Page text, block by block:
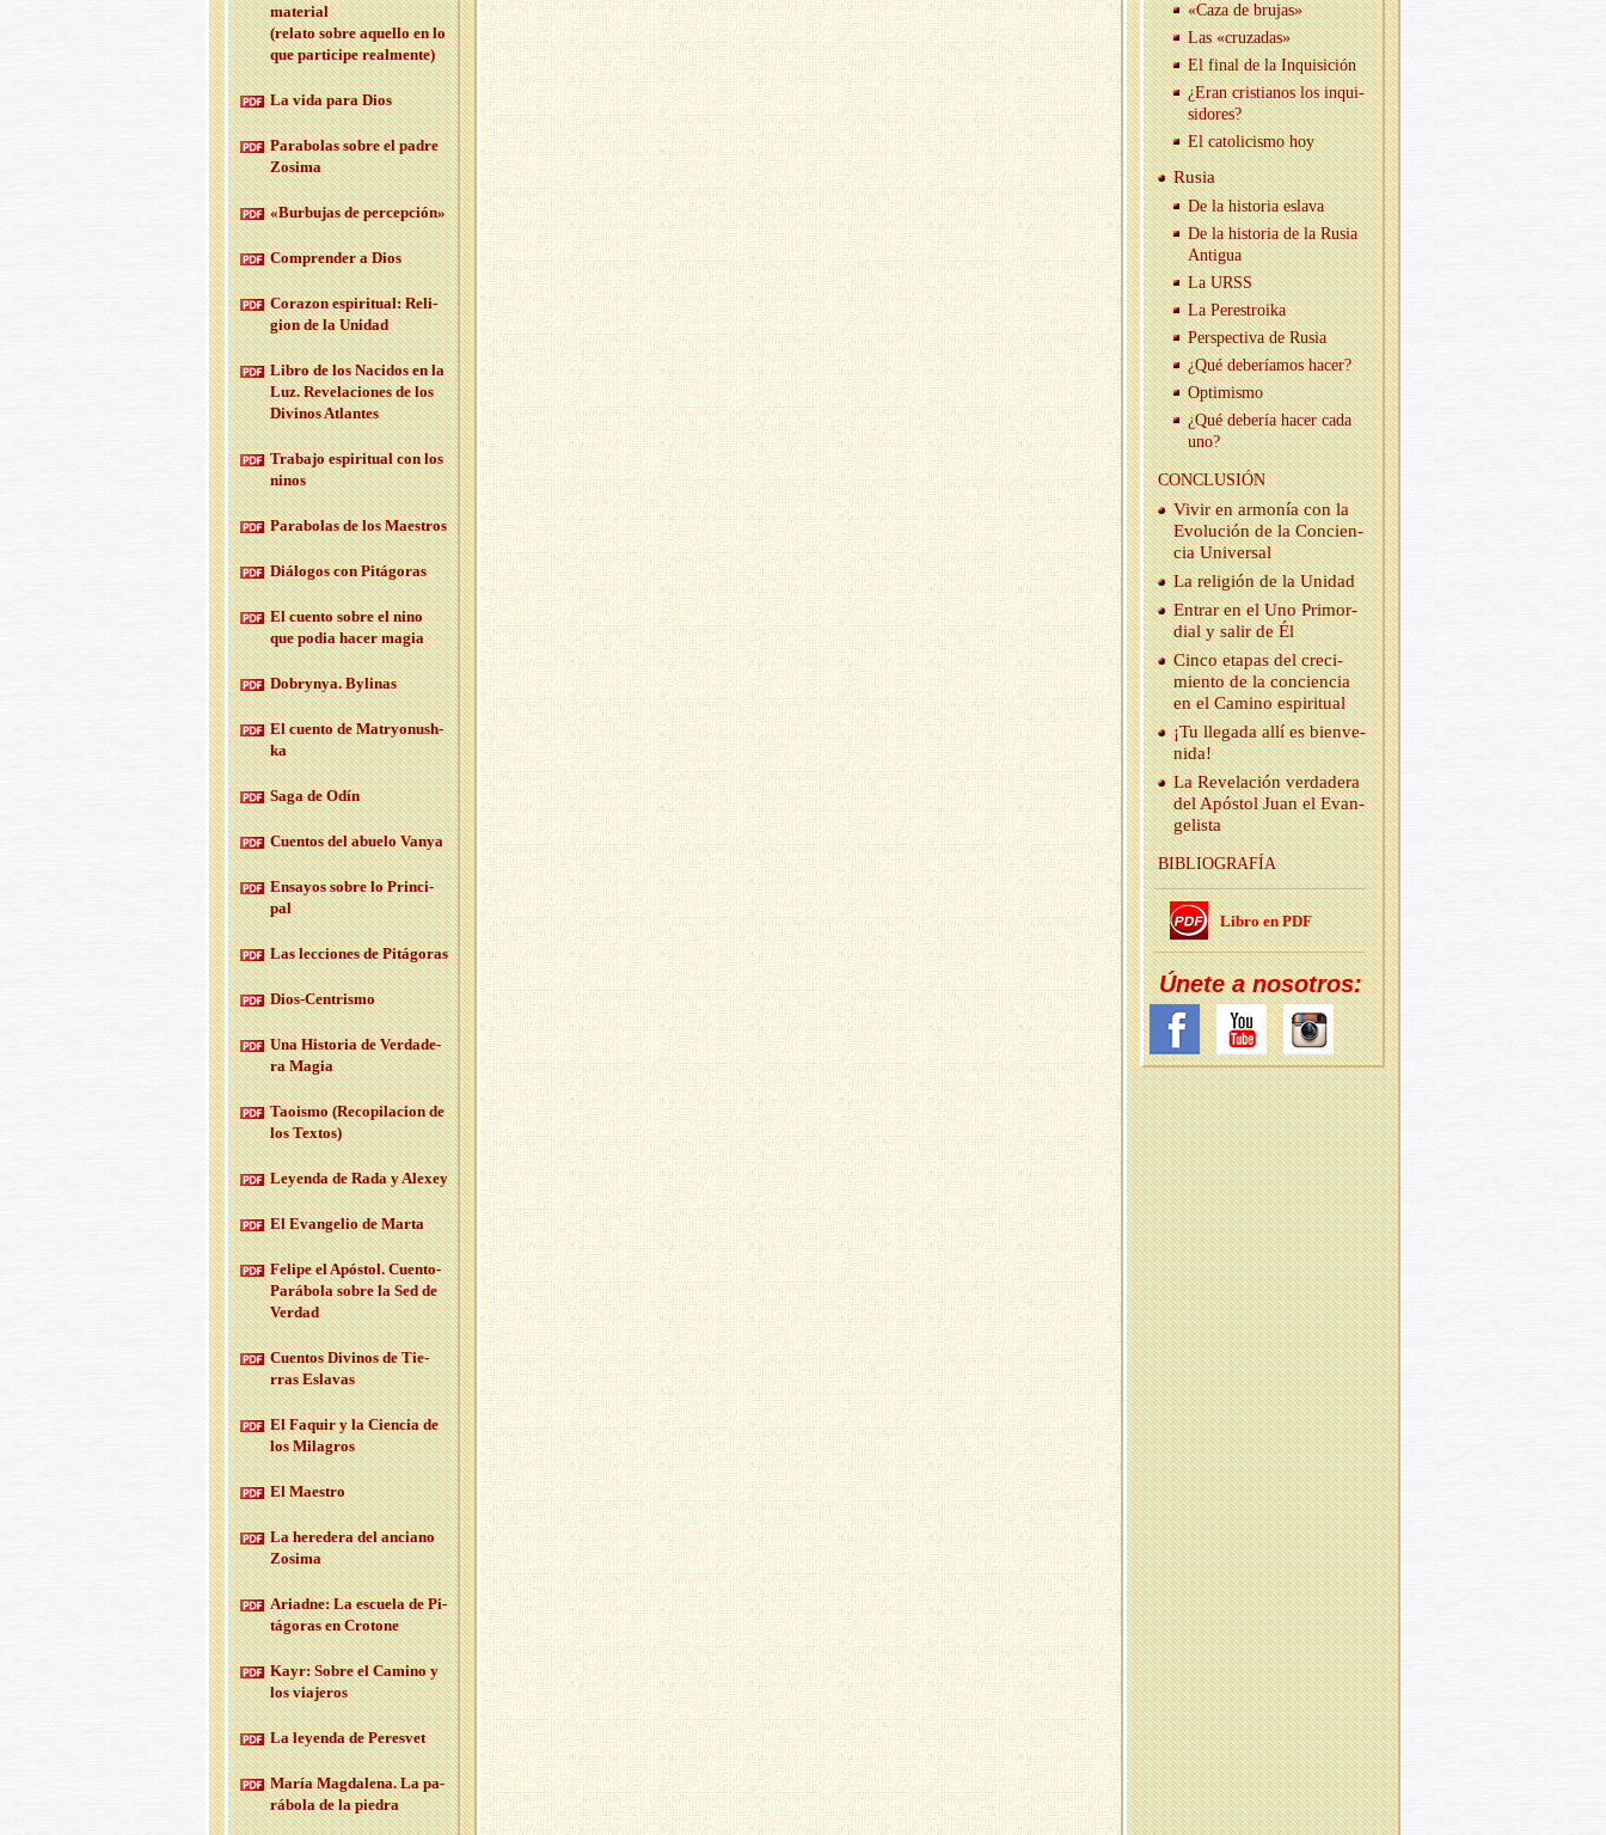
«Caza de bru­jas»
Las «cru­za­das»
El final de la In­qui­si­ción
¿Eran cris­tia­nos los in­qui­
si­do­res?
El ca­to­li­cis­mo hoy
Rusia
De la his­to­ria es­la­va
De la his­to­ria de la Rusia
An­ti­gua
La URSS
La Pe­res­troi­ka
Pers­pec­ti­va de Rusia
¿Qué de­be­ría­mos hacer?
Op­ti­mis­mo
¿Qué de­be­ría hacer cada
uno?
CON­CLU­SIÓN
Vivir en ar­mo­nía con la
Evo­lu­ción de la Con­cien­
cia Uni­ver­sal
La re­li­gión de la Uni­dad
En­trar en el Uno Pri­mor­
dial y salir de Él
Cinco eta­pas del cre­ci­
mien­to de la con­cien­cia
en el Ca­mino es­pi­ri­tual
¡Tu lle­ga­da allí es bien­ve­
ni­da!
La Re­ve­la­ción ver­da­de­ra
del Após­tol Juan el Evan­
ge­lis­ta
BI­BLIO­GRA­FÍA
Libro en PDF
Únete a no­so­tros:
ma­te­rial
(re­la­to sobre aque­llo en lo
que par­ti­ci­pe real­men­te)
La vida para Dios
Pa­ra­bo­las sobre el padre
Zo­si­ma
«Bur­bu­jas de per­cep­ción»
Com­pren­der a Dios
Co­ra­zon es­pi­ri­tual: Re­li­
gion de la Uni­dad
Libro de los Na­ci­dos en la
Luz. Re­ve­la­cio­nes de los
Di­vi­nos Atlan­tes
Tra­ba­jo es­pi­ri­tual con los
ninos
Pa­ra­bo­las de los Maes­tros
Diá­lo­gos con Pi­tá­go­ras
El cuen­to sobre el nino
que podia hacer magia
Do­bryn­ya. By­li­nas
El cuen­to de Ma­tr­yo­nush­
ka
Saga de Odín
Cuen­tos del abue­lo Vanya
En­sa­yos sobre lo Prin­ci­
pal
Las lec­cio­nes de Pi­tá­go­ras
Dios-Cen­tris­mo
Una His­to­ria de Ver­da­de­
ra Magia
Taois­mo (Re­co­pi­la­cion de
los Tex­tos)
Le­yen­da de Rada y Ale­xey
El Evan­ge­lio de Marta
Fe­li­pe el Após­tol. Cuen­to-
Pa­rá­bo­la sobre la Sed de
Ver­dad
Cuen­tos Di­vi­nos de Tie­
rras Es­la­vas
El Fa­quir y la Cien­cia de
los Mi­la­gros
El Maes­tro
La he­re­de­ra del an­ciano
Zo­si­ma
Ariad­ne: La es­cue­la de Pi­
tá­go­ras en Cro­to­ne
Kayr: Sobre el Ca­mino y
los via­je­ros
La le­yen­da de Pe­res­vet
María Mag­da­le­na. La pa­
rá­bo­la de la pie­dra